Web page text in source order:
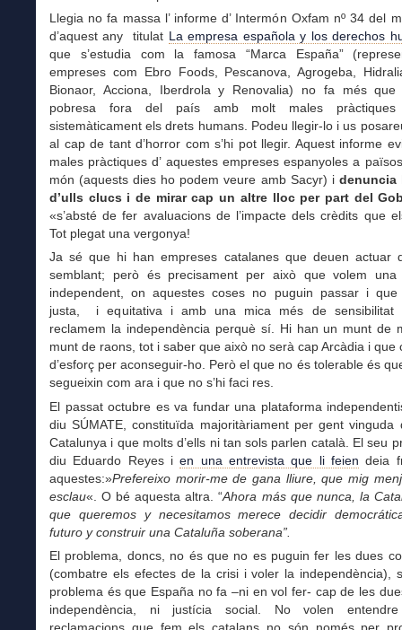
Llegia no fa massa l’ informe d’ Intermón Oxfam nº 34 del
d’aquest any titulat La empresa española y los derechos
que s’estudia com la famosa “Marca España”
empreses com Ebro Foods, Pescanova, Agrogeba,
Bionaor, Acciona, Iberdrola y Renovalia) no fa més que
pobresa fora del país amb molt males
sistemàticament els drets humans. Podeu llegir-lo i us
al cap de tant d’horror com s’hi pot llegir. Aquest informe
males pràctiques d’ aquestes empreses espanyoles a
món (aquests dies ho podem veure amb Sacyr) i denuncia
d’ulls clucs i de mirar cap un altre lloc per part del
«s’absté de fer avaluacions de l’impacte dels crèdits que
Tot plegat una vergonya!
Ja sé que hi han empreses catalanes que deuen actuar
semblant; però és precisament per això que volem una
independent, on aquestes coses no puguin passar i
justa, i equitativa i amb una mica més de sensibilitat
reclamem la independència perquè sí. Hi han un munt de
munt de raons, tot i saber que això no serà cap Arcàdia i que
d’esforç per aconseguir-ho. Però el que no és tolerable és
segueixin com ara i que no s’hi faci res.
El passat octubre es va fundar una plataforma
diu SÚMATE, constituïda majoritàriament per gent vinguda
Catalunya i que molts d’ells ni tan sols parlen català. El seu
diu Eduardo Reyes ien una entrevista que li feien deia
aquestes:»Prefereixo morir-me de gana lliure, que mig
esclau«. O bé aquesta altra.“Ahora más que nunca, la
que queremos y necesitamos merece decidir
futuro y construir una Cataluña soberana”.
El problema, doncs, no és que no es puguin fer les dues
(combatre els efectes de la crisi i voler la independència),
problema és que España no fa –ni en vol fer- cap de les
independència, ni justícia social. No volen
reclamacions que fem els catalans no són només per